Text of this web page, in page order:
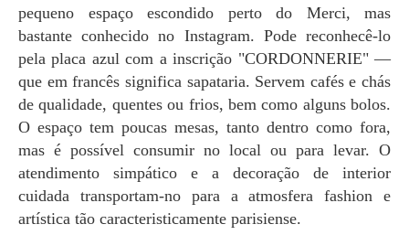
pequeno espaço escondido perto do Merci, mas
bastante conhecido no Instagram. Pode reconhecê-lo
pela placa azul com a inscrição "CORDONNERIE" —
que em francês significa sapataria. Servem cafés e chás
de qualidade, quentes ou frios, bem como alguns bolos.
O espaço tem poucas mesas, tanto dentro como fora,
mas é possível consumir no local ou para levar. O
atendimento simpático e a decoração de interior
cuidada transportam-no para a atmosfera fashion e
artística tão caracteristicamente parisiense.